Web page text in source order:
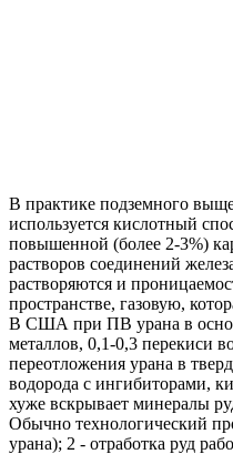
В практике подземного
используется кислотный
повышенной (более 2-3%)
растворов соединений
растворяются и
пространстве, газовую,
В США при ПВ урана в
металлов, 0,1-0,3 перекиси
переотложения урана в
водорода с ингибиторами,
хуже вскрывает минералы
Обычно технологический
урана); 2 - отработка руд